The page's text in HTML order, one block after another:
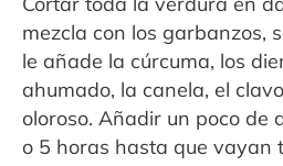
mezcla con los garbanzos,
le añade la cúrcuma, los
ahumado, la canela, el
oloroso. Añadir un poco de
o 5 horas hasta que vayan